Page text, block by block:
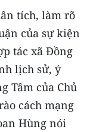
tích, làm rõ
của sự kiện
tác xã Đồng
lịch sử, ý
Tâm của Chủ
cách mạng
Hùng nói